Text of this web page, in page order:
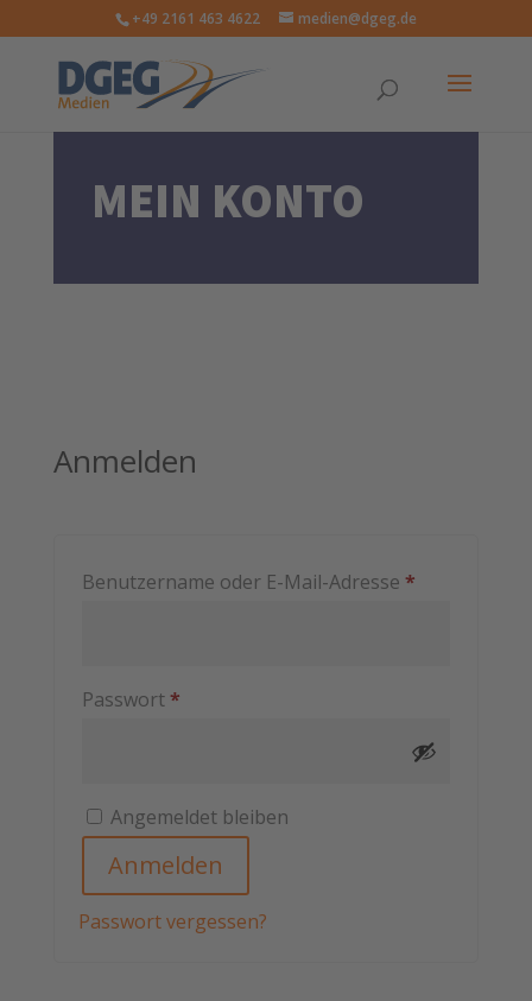
+49 2161 463 4622 medien@dgeg.de
MEIN KONTO
Anmelden
Benutzername oder E-Mail-Adresse *Erforderlich
Passwort*Erforderlich
Angemeldet bleiben
Anmelden
Passwort vergessen?